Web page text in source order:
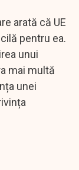
arată că UE
pentru ea.
unui
mai multă
unei